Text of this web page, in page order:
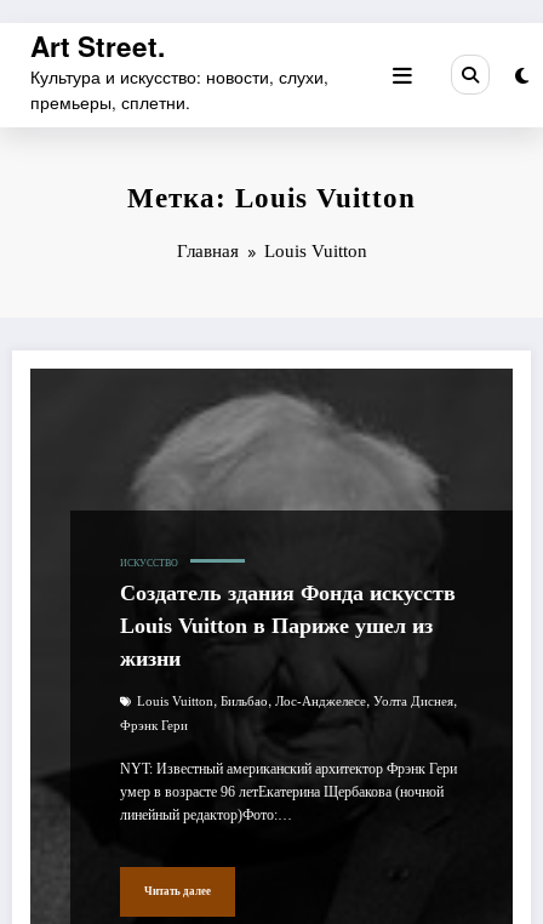
Перейти
содержимому
Art Street.
Культура и искусство: новости, слухи,
премьеры, сплетни.
Метка: Louis Vuitton
Главная Louis Vuitton
ИСКУССТВО
Создатель здания Фонда искусств
Louis Vuitton в Париже ушел из
жизни
Louis Vuitton, Бильбао, Лос-Анджелесе, Уолта Диснея,
Фрэнк Гери
NYT: Известный американский архитектор Фрэнк Гери
умер в возрасте 96 летЕкатерина Щербакова (ночной
линейный редактор)Фото:…
Читать далее